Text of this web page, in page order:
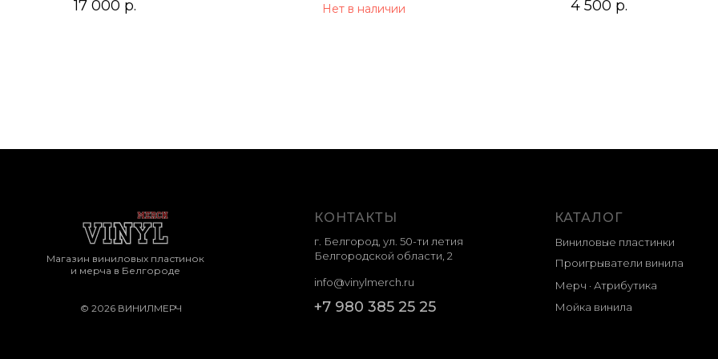
17 000 р. Нет в наличии 4 500 р.
КОНТАКТЫ
г. Белгород, ул. 50-ти летия
Белгородской области, 2
КАТАЛОГ
Виниловые пластинки
+7 980 385 25 25
Магазин виниловых пластинок
и мерча в Белгороде
Проигрыватели винила
Мерч · Атрибутика
Мойка винила
© 2026 ВИНИЛМЕРЧ
info@vinylmerch.ru